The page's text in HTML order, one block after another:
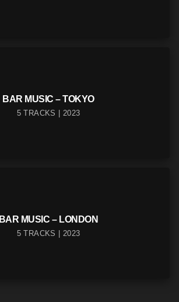
BAR MUSIC – TOKYO
5 TRACKS | 2023
BAR MUSIC – LONDON
5 TRACKS | 2023